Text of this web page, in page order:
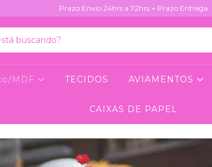
Prazo Envio 24hrs a 72hrs + Prazo Entrega
MDF TECIDOS AVIAMENTOS
CAIXAS DE PAPEL